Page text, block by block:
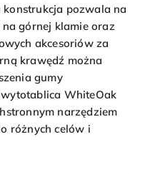
konstrukcja pozwala na
na górnej klamie oraz
akcesoriów za
krawędź można
gumy
WhiteOak
narzędziem
różnych celów i